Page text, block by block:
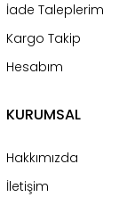
İade Taleplerim
Kargo Takip
Hesabım
KURUMSAL
Hakkımızda
İletişim